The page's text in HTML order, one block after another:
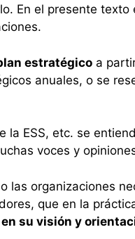
En el presente texto
estratégico a
anuales, o se
ESS, etc. se
voces y
las organizaciones
que en la
su visión y